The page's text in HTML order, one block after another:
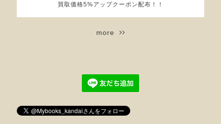
買取価格5%アップクーポン配布！！
more